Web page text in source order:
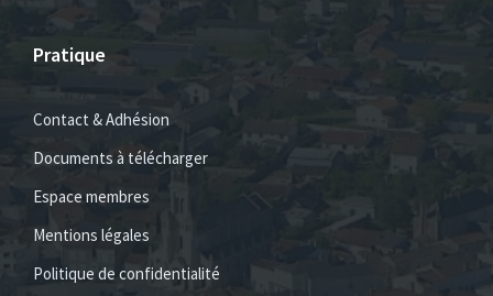
Pratique
Contact & Adhésion
Documents à télécharger
Espace membres
Mentions légales
Politique de confidentialité